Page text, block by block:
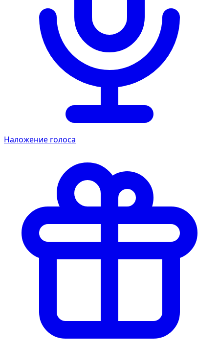
Наложение голоса